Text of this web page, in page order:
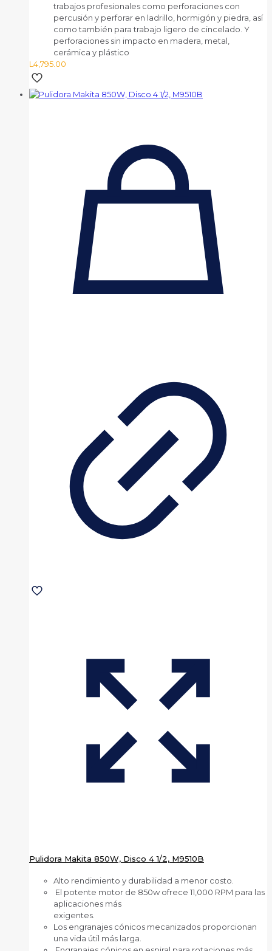
trabajos profesionales como perforaciones con
percusión y perforar en ladrillo, hormigón y piedra, así
como también para trabajo ligero de cincelado. Y
perforaciones sin impacto en madera, metal,
cerámica y plástico
L 4,795.00
Pulidora Makita 850W, Disco 4 1/2, M9510B
Alto rendimiento y durabilidad a menor costo.
El potente motor de 850w ofrece 11,000 RPM para las
aplicaciones más
exigentes.
Los engranajes cónicos mecanizados proporcionan
una vida útil más larga.